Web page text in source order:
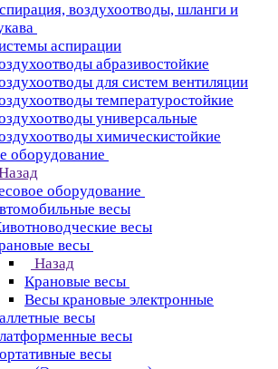
воздухоотводы, шланги и
аспирации
абразивостойкие
для систем вентиляции
температуростойкие
универсальные
химическистойкие
оборудование
оборудование
весы
весы
весы
Назад
Крановые весы
Весы крановые электронные
весы
весы
весы